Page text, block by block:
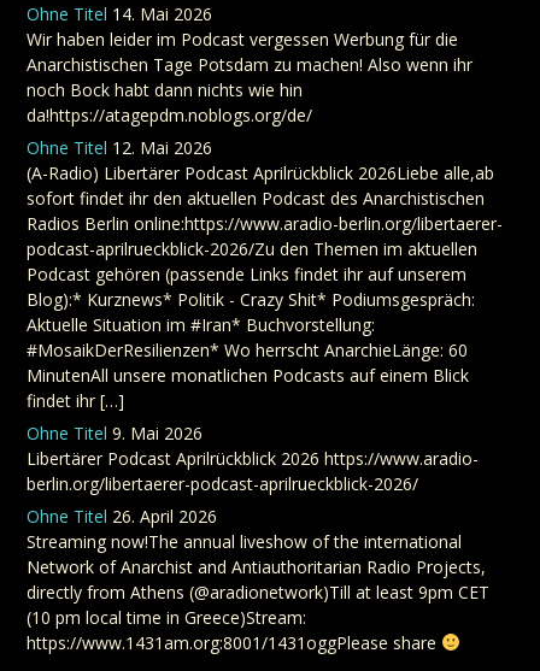
Ohne Titel 14. Mai 2026
Wir haben leider im Podcast vergessen Werbung für die
Anarchistischen Tage Potsdam zu machen! Also wenn ihr
noch Bock habt dann nichts wie hin
da!https://atagepdm.noblogs.org/de/
Ohne Titel 12. Mai 2026
(A-Radio) Libertärer Podcast Aprilrückblick 2026Liebe alle,ab
sofort findet ihr den aktuellen Podcast des Anarchistischen
Radios Berlin online:https://www.aradio-berlin.org/libertaerer-
podcast-aprilrueckblick-2026/Zu den Themen im aktuellen
Podcast gehören (passende Links findet ihr auf unserem
Blog):* Kurznews* Politik - Crazy Shit* Podiumsgespräch:
Aktuelle Situation im #Iran* Buchvorstellung:
#MosaikDerResilienzen* Wo herrscht AnarchieLänge: 60
MinutenAll unsere monatlichen Podcasts auf einem Blick
findet ihr […]
Ohne Titel 9. Mai 2026
Libertärer Podcast Aprilrückblick 2026 https://www.aradio-
berlin.org/libertaerer-podcast-aprilrueckblick-2026/
Ohne Titel 26. April 2026
Streaming now!The annual liveshow of the international
Network of Anarchist and Antiauthoritarian Radio Projects,
directly from Athens (@aradionetwork)Till at least 9pm CET
(10 pm local time in Greece)Stream:
https://www.1431am.org:8001/1431oggPlease share